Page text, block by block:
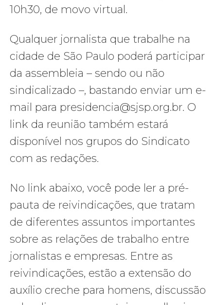
10h30, de movo virtual.
Qualquer jornalista que trabalhe na
cidade de São Paulo poderá participar
da assembleia – sendo ou não
sindicalizado –, bastando enviar um e-
mail para presidencia@sjsp.org.br. O
link da reunião também estará
disponível nos grupos do Sindicato
com as redações.
No link abaixo, você pode ler a pré-
pauta de reivindicações, que tratam
de diferentes assuntos importantes
sobre as relações de trabalho entre
jornalistas e empresas. Entre as
reivindicações, estão a extensão do
auxílio creche para homens, discussão